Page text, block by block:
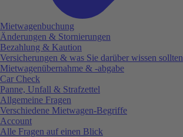
Mietwagenbuchung
Änderungen & Stornierungen
Bezahlung & Kaution
Versicherungen & was Sie darüber wissen sollten
Mietwagenübernahme & -abgabe
Car Check
Panne, Unfall & Strafzettel
Allgemeine Fragen
Verschiedene Mietwagen-Begriffe
Account
Alle Fragen auf einen Blick